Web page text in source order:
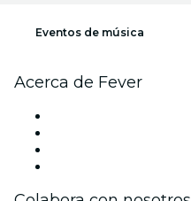
Eventos de música
Acerca de Fever